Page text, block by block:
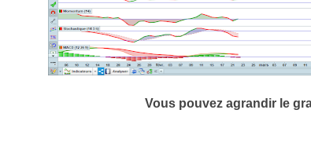
Vous pouvez agrandir le